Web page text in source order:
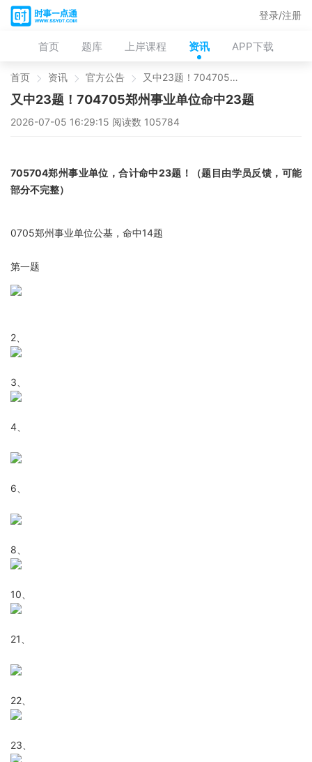
首页 题库 上岸课程 资讯 APP下载
登录/注册
首页 资讯 官方公告 又中23题！704705郑州事业单位命中23题
又中23题！704705郑州事业单位命中23题
2026-07-05 16:29:15 阅读数 105784
705704郑州事业单位，合计命中23题！（题目由学员反馈，可能
部分不完整）
0705郑州事业单位公基，命中14题
第一题
2、
3、
4、
6、
8、
10、
21、
22、
23、